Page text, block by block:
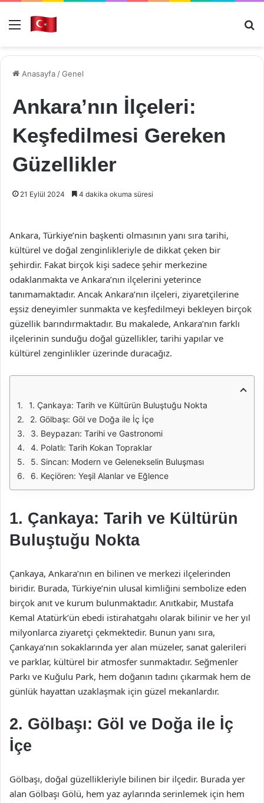
Menü
Anasayfa /Genel
Ankara’nın İlçeleri:
Keşfedilmesi Gereken
Güzellikler
21 Eylül 2024 4 dakika okuma süresi
Ankara, Türkiye’nin başkenti olmasının yanı sıra tarihi,
kültürel ve doğal zenginlikleriyle de dikkat çeken bir
şehirdir. Fakat birçok kişi sadece şehir merkezine
odaklanmakta ve Ankara’nın ilçelerini yeterince
tanımamaktadır. Ancak Ankara’nın ilçeleri, ziyaretçilerine
eşsiz deneyimler sunmakta ve keşfedilmeyi bekleyen birçok
güzellik barındırmaktadır. Bu makalede, Ankara’nın farklı
ilçelerinin sunduğu doğal güzellikler, tarihi yapılar ve
kültürel zenginlikler üzerinde duracağız.
1. Çankaya: Tarih ve Kültürün Buluştuğu Nokta
2. Gölbaşı: Göl ve Doğa ile İç İçe
3. Beypazarı: Tarihi ve Gastronomi
4. Polatlı: Tarih Kokan Topraklar
5. Sincan: Modern ve Gelenekselin Buluşması
6. Keçiören: Yeşil Alanlar ve Eğlence
1. Çankaya: Tarih ve Kültürün
Buluştuğu Nokta
Çankaya, Ankara’nın en bilinen ve merkezi ilçelerinden
biridir. Burada, Türkiye’nin ulusal kimliğini sembolize eden
birçok anıt ve kurum bulunmaktadır. Anıtkabir, Mustafa
Kemal Atatürk’ün ebedi istirahatgahı olarak bilinir ve her yıl
milyonlarca ziyaretçi çekmektedir. Bunun yanı sıra,
Çankaya’nın sokaklarında yer alan müzeler, sanat galerileri
ve parklar, kültürel bir atmosfer sunmaktadır. Seğmenler
Parkı ve Kuğulu Park, hem doğanın tadını çıkarmak hem de
günlük hayattan uzaklaşmak için güzel mekanlardır.
2. Gölbaşı: Göl ve Doğa ile İç
İçe
Gölbaşı, doğal güzellikleriyle bilinen bir ilçedir. Burada yer
alan Gölbaşı Gölü, hem yaz aylarında serinlemek için hem